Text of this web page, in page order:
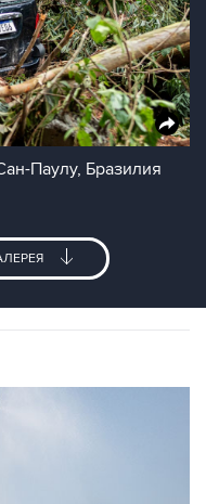
Паулу, Бразилия